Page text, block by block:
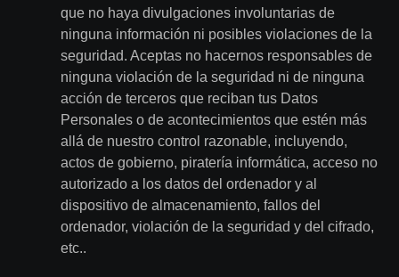
que no haya divulgaciones involuntarias de
ninguna información ni posibles violaciones de la
seguridad. Aceptas no hacernos responsables de
ninguna violación de la seguridad ni de ninguna
acción de terceros que reciban tus Datos
Personales o de acontecimientos que estén más
allá de nuestro control razonable, incluyendo,
actos de gobierno, piratería informática, acceso no
autorizado a los datos del ordenador y al
dispositivo de almacenamiento, fallos del
ordenador, violación de la seguridad y del cifrado,
etc..